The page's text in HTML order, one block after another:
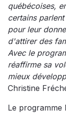
québécoises,
certains
pour leur
d'attirer des
Avec le
réaffirme sa
mieux
Christine
Le programme